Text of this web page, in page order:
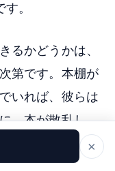
。
るかどうかは、
第です。本棚が
いれば、彼らは
、本が散乱し、
らも力を発揮で
×